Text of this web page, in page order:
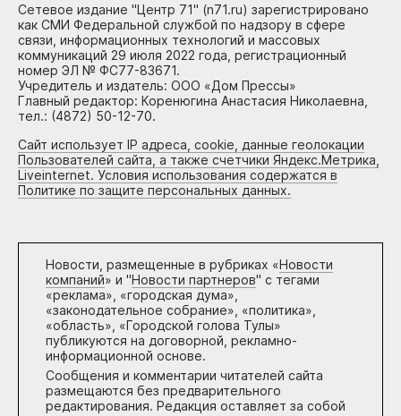
Сетевое издание "Центр 71" (n71.ru) зарегистрировано
как СМИ Федеральной службой по надзору в сфере
связи, информационных технологий и массовых
коммуникаций 29 июля 2022 года, регистрационный
номер ЭЛ № ФС77-83671.
Учредитель и издатель: ООО «Дом Прессы»
Главный редактор: Коренюгина Анастасия Николаевна,
тел.: (4872) 50-12-70.
Сайт использует IP адреса, cookie, данные геолокации
Пользователей сайта, а также счетчики Яндекс.Метрика,
Liveinternet. Условия использования содержатся в
Политике по защите персональных данных.
Новости, размещенные в рубриках «Новости
компаний» и "Новости партнеров" с тегами
«реклама», «городская дума»,
«законодательное собрание», «политика»,
«область», «Городской голова Тулы»
публикуются на договорной, рекламно-
информационной основе.
Сообщения и комментарии читателей сайта
размещаются без предварительного
редактирования. Редакция оставляет за собой